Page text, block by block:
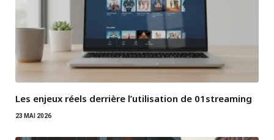
Les enjeux réels derrière l’utilisation de 01streaming
23 MAI 2026